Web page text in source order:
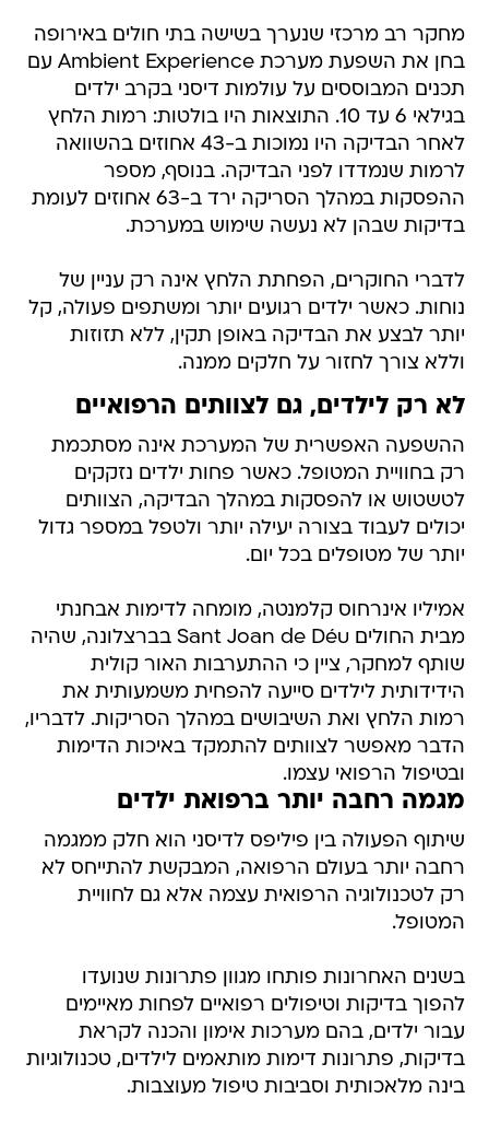
מחקר רב מרכזי שנערך בשישה בתי חולים באירופה
בחן את השפעת מערכת Ambient Experience עם
תכנים המבוססים על עולמות דיסני בקרב ילדים
בגילאי 6 עד 10. התוצאות היו בולטות: רמות הלחץ
לאחר הבדיקה היו נמוכות ב-43 אחוזים בהשוואה
לרמות שנמדדו לפני הבדיקה. בנוסף, מספר
ההפסקות במהלך הסריקה ירד ב-63 אחוזים לעומת
בדיקות שבהן לא נעשה שימוש במערכת.
לדברי החוקרים, הפחתת הלחץ אינה רק עניין של
נוחות. כאשר ילדים רגועים יותר ומשתפים פעולה, קל
יותר לבצע את הבדיקה באופן תקין, ללא תזוזות
וללא צורך לחזור על חלקים ממנה.
לא רק לילדים, גם לצוותים הרפואיים
ההשפעה האפשרית של המערכת אינה מסתכמת
רק בחוויית המטופל. כאשר פחות ילדים נזקקים
לטשטוש או להפסקות במהלך הבדיקה, הצוותים
יכולים לעבוד בצורה יעילה יותר ולטפל במספר גדול
יותר של מטופלים בכל יום.
אמיליו אינרחוס קלמנטה, מומחה לדימות אבחנתי
מבית החולים Sant Joan de Déu בברצלונה, שהיה
שותף למחקר, ציין כי ההתערבות האור קולית
הידידותית לילדים סייעה להפחית משמעותית את
רמות הלחץ ואת השיבושים במהלך הסריקות. לדבריו,
הדבר מאפשר לצוותים להתמקד באיכות הדימות
ובטיפול הרפואי עצמו.
מגמה רחבה יותר ברפואת ילדים
שיתוף הפעולה בין פיליפס לדיסני הוא חלק ממגמה
רחבה יותר בעולם הרפואה, המבקשת להתייחס לא
רק לטכנולוגיה הרפואית עצמה אלא גם לחוויית
המטופל.
בשנים האחרונות פותחו מגוון פתרונות שנועדו
להפוך בדיקות וטיפולים רפואיים לפחות מאיימים
עבור ילדים, בהם מערכות אימון והכנה לקראת
בדיקות, פתרונות דימות מותאמים לילדים, טכנולוגיות
בינה מלאכותית וסביבות טיפול מעוצבות.